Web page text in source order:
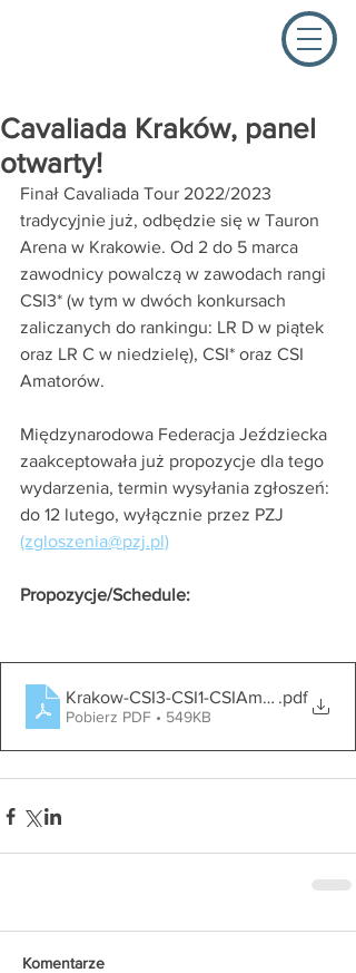
Cavaliada Kraków, panel
otwarty!
Finał Cavaliada Tour 2022/2023
tradycyjnie już, odbędzie się w Tauron
Arena w Krakowie. Od 2 do 5 marca
zawodnicy powalczą w zawodach rangi
CSI3* (w tym w dwóch konkursach
zaliczanych do rankingu: LR D w piątek
oraz LR C w niedzielę), CSI* oraz CSI
Amatorów.
Międzynarodowa Federacja Jeździecka
zaakceptowała już propozycje dla tego
wydarzenia, termin wysyłania zgłoszeń:
do 12 lutego, wyłącznie przez PZJ
(zgloszenia@pzj.pl)
Propozycje/Schedule:
Krakow-CSI3-CSI1-CSIAm-A-02-
.pdf
Pobierz PDF • 549KB
Komentarze